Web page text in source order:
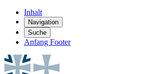
Inhalt
Navigation
Suche
Anfang Footer